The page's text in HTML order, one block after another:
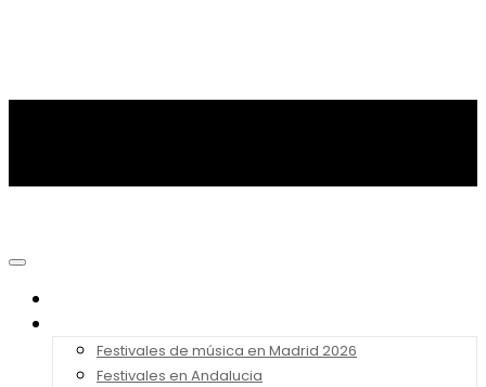
Festivales de música en Madrid 2026
Festivales en Andalucia